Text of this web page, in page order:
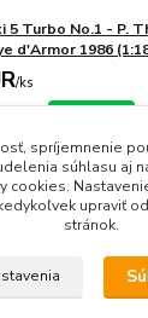
5 Turbo No.1 - P.
d'Armor 1986
/ks
strana z 1
spríjemnenie
súhlasu aj
cookies.
upraviť
stránok.